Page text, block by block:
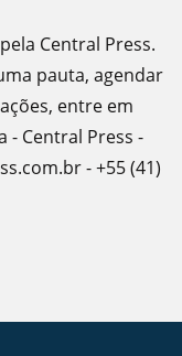
Central Press.
pauta, agendar
entre em
- Central Press -
- +55 (41)